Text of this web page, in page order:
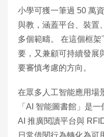
小學可獲一筆過 50 萬
與教，涵蓋平台、裝置
多個範疇。 在這個框
要，又兼顧可持續發展
要審慎考慮的方向。
在眾多人工智能應用場
「AI 智能圖書館」是
AI 推廣閱讀平台與